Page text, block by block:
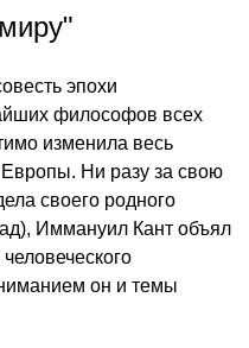
эпохи
философов всех
изменила весь
Ни разу за свою
своего родного
Иммануил Кант объял
он и темы